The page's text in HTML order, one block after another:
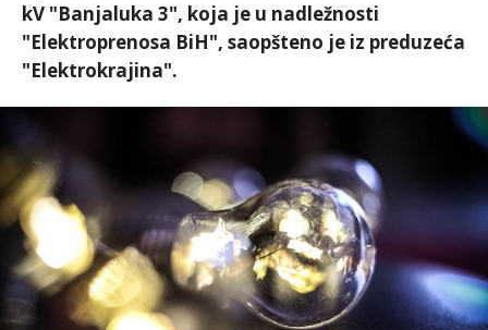
kV "Banjaluka 3", koja je u nadležnosti
"Elektroprenosa BiH", saopšteno je iz preduzeća
"Elektrokrajina".